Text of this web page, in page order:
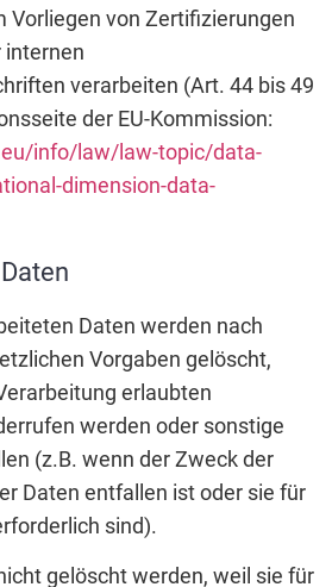
Vorliegen von Zertifizierungen
internen
verarbeiten (Art. 44 bis 49
der EU-Kommission:
info/law/law-topic/data-
dimension-data-
Daten werden nach
Vorgaben gelöscht,
erlaubten
werden oder sonstige
(z.B. wenn der Zweck der
Daten entfallen ist oder sie für
sind).
gelöscht werden, weil sie für